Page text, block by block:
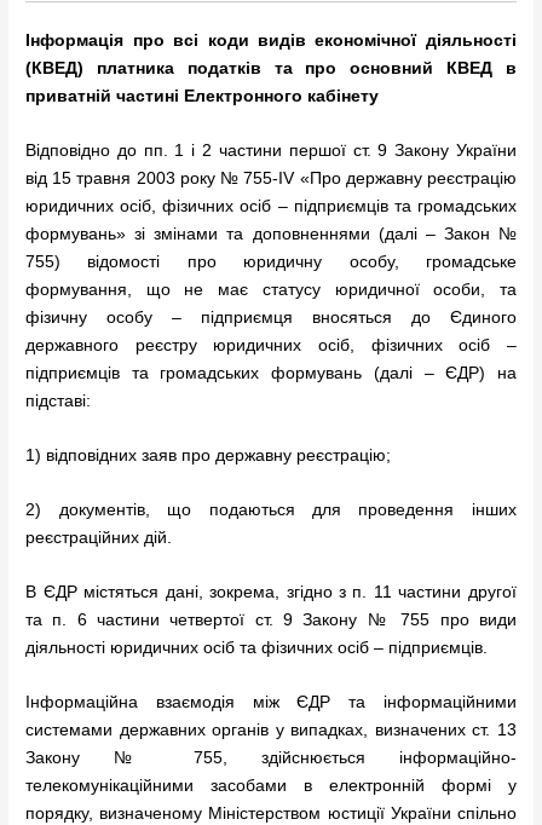
нформація про всі коди видів економічної діяльності
(КВЕД) платника податків та про основний КВЕД
в
приватній частині Електронного кабінету
Відповідно до пп. 1 і 2 частини першої ст. 9 Закону України
від 15 травня 2003 року № 755-IV «Про державну реєстрацію
юридичних осіб, фізичних осіб – підприємців та громадських
формувань» зі змінами та доповненнями (далі – Закон №
755) відомості про юридичну особу, громадське
формування, що не має статусу юридичної особи, та
фізичну особу – підприємця вносяться до Єдиного
державного реєстру юридичних осіб, фізичних осіб –
підприємців та громадських формувань (далі – ЄДР) на
підставі:
1) відповідних заяв про державну реєстрацію;
2) документів, що подаються для проведення інших
реєстраційних дій.
В ЄДР містяться дані, зокрема, згідно з п. 11 частини другої
та п. 6 частини четвертої ст. 9 Закону № 755 про види
діяльності юридичних осіб та фізичних осіб – підприємців.
Інформаційна взаємодія між ЄДР та інформаційними
системами державних органів у випадках, визначених ст. 13
Закону № 755, здійснюється інформаційно-
телекомунікаційними засобами в електронній формі у
порядку, визначеному Міністерством юстиції України спільно